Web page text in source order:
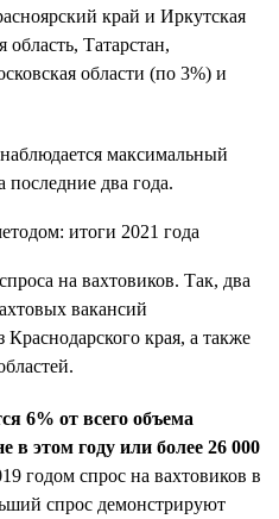
край и Иркутская
область, Татарстан,
области (по 3%) и
максимальный
последние два года.
на вахтовиков. Так, два
вакансий
края, а также
6% от всего объема
в этом году или более 26 000
годом спрос на вахтовиков в
спрос демонстрируют